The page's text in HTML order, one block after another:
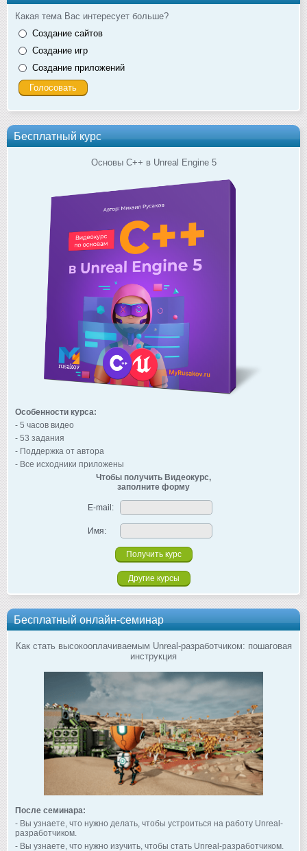
Какая тема Вас интересует больше?
Создание сайтов
Создание игр
Создание приложений
Бесплатный курс
Основы C++ в Unreal Engine 5
Особенности курса:
- 5 часов видео
- 53 задания
- Поддержка от автора
- Все исходники приложены
Чтобы получить Видеокурс,
заполните форму
E-mail:
Имя:
Другие курсы
Бесплатный онлайн-семинар
Как стать высокооплачиваемым Unreal-разработчиком: пошаговая
инструкция
После семинара:
- Вы узнаете, что нужно делать, чтобы устроиться на работу Unreal-
разработчиком.
- Вы узнаете, что нужно изучить, чтобы стать Unreal-разработчиком.